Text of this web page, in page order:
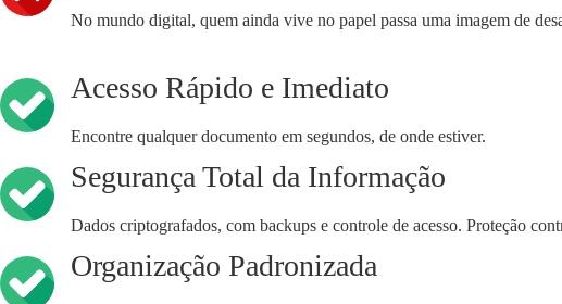
No mundo digital, quem ainda vive no papel passa uma imagem de
Acesso Rápido e Imediato
Encontre qualquer documento em segundos, de onde estiver.
Segurança Total da Informação
Dados criptografados, com backups e controle de acesso. Proteção
Organização Padronizada